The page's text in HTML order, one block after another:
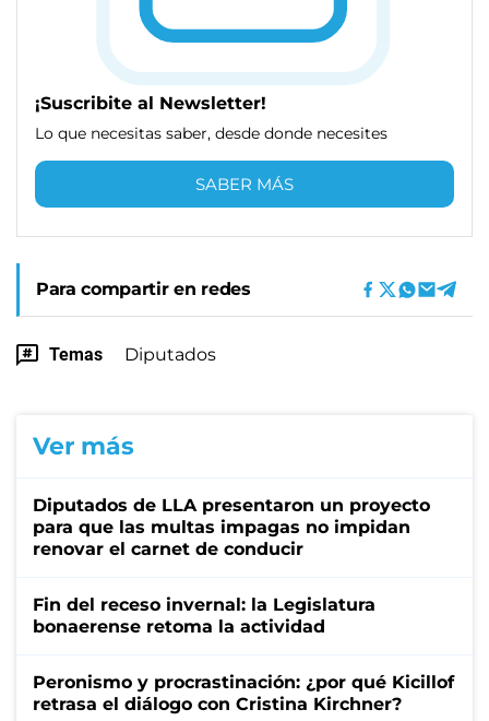
¡Suscribite al Newsletter!
Lo que necesitas saber, desde donde necesites
SABER MÁS
Para compartir en redes
Temas Diputados
Ver más
Diputados de LLA presentaron un proyecto
para que las multas impagas no impidan
renovar el carnet de conducir
Fin del receso invernal: la Legislatura
bonaerense retoma la actividad
Peronismo y procrastinación: ¿por qué Kicillof
retrasa el diálogo con Cristina Kirchner?